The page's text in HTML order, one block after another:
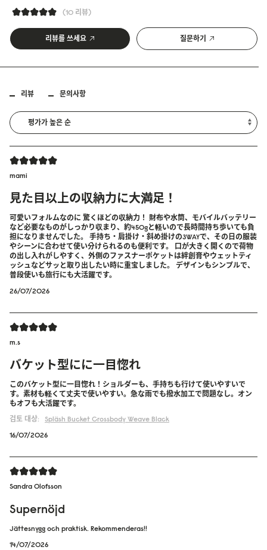
10 리뷰
리뷰를 쓰세요 질문하기
리뷰 문의사항
mami
見た目以上の収納力に大満足！
可愛いフォルムなのに 驚くほどの収納力！ 財布や水筒、モバイルバッテリー
など必要なものがしっかり収まり、約450gと軽いので長時間持ち歩いても負
担になりませんでした。 手持ち・肩掛け・斜め掛けの3WAYで、その日の服装
やシーンに合わせて使い分けられるのも便利です。 口が大きく開くので荷物
の出し入れがしやすく、外側のファスナーポケットは絆創膏やウェットティ
ッシュなどサッと取り出したい時に重宝しました。 デザインもシンプルで、
普段使いも旅行にも大活躍です。
26/07/2026
m.s
バケット型にに一目惚れ
このバケット型に一目惚れ！ショルダーも、手持ちも行けて使いやすいで
す。素材も軽くて丈夫で使いやすい。急な雨でも撥水加工で問題なし。オン
もオフも大活躍です。
검토 대상:
Spläsh Bucket Crossbody Weave Black
16/07/2026
Sandra Olofsson
Supernöjd
Jättesnygg och praktisk. Rekommenderas!!
14/07/2026